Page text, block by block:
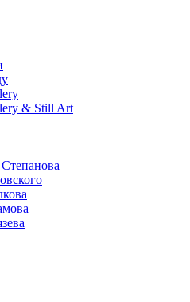
& Still Art